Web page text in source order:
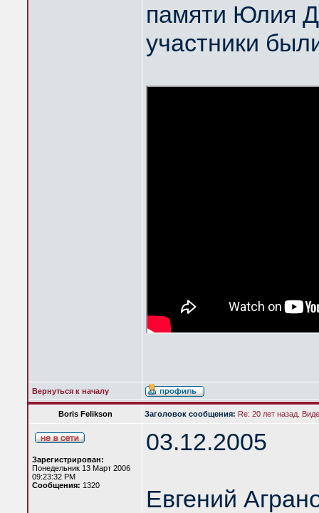
памяти Юлия
участники
Вернуться к началу
Boris Felikson Заголовок сообщения: Re: 20 лет назад.
Зарегистрирован:
Понедельник 13 Март 2006
09:23:32 PM
Сообщения: 1320
03.12.2005
Евгений